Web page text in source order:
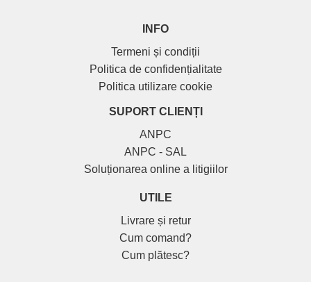
INFO
Termeni și condiții
Politica de confidențialitate
Politica utilizare cookie
SUPORT CLIENȚI
ANPC
ANPC - SAL
Soluționarea online a litigiilor
UTILE
Livrare și retur
Cum comand?
Cum plătesc?